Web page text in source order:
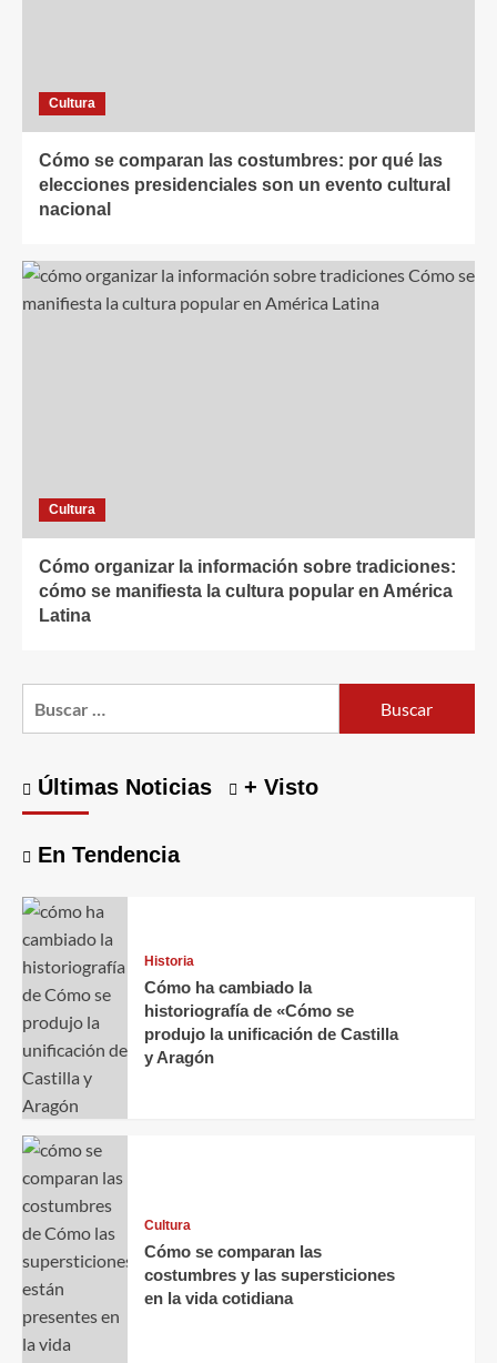
Cultura
Cómo se comparan las costumbres: por qué las
elecciones presidenciales son un evento cultural
nacional
Cultura
Cómo organizar la información sobre tradiciones:
cómo se manifiesta la cultura popular en América
Latina
Últimas Noticias + Visto
En Tendencia
Historia
Cómo ha cambiado la
historiografía de «Cómo se
produjo la unificación de Castilla
y Aragón
Cultura
Cómo se comparan las
costumbres y las supersticiones
en la vida cotidiana